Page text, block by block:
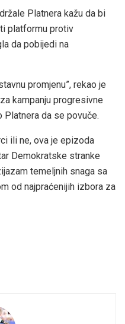
Platnera kažu da bi
platformu protiv
da pobijedi na
promjenu”, rekao je
kampanju progresivne
da se povuče.
ili ne, ova je epizoda
Demokratske stranke
temeljnih snaga sa
od najpraćenijih izbora za